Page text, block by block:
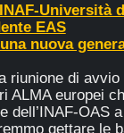
Università
EAS
nuova
riunione di
ALMA europei
dell’INAF-OAS
gettare le